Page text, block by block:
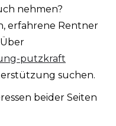
nehmen?
erfahrene Rentner
putzkraft
suchen.
beider Seiten